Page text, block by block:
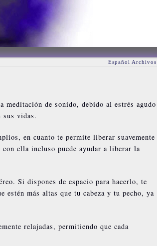
Español Archivos
meditación de sonido, debido al estrés agudo
sus vidas.
en cuanto te permite liberar suavemente
ella incluso puede ayudar a liberar la
Si dispones de espacio para hacerlo, te
estén más altas que tu cabeza y tu pecho, ya
relajadas, permitiendo que cada